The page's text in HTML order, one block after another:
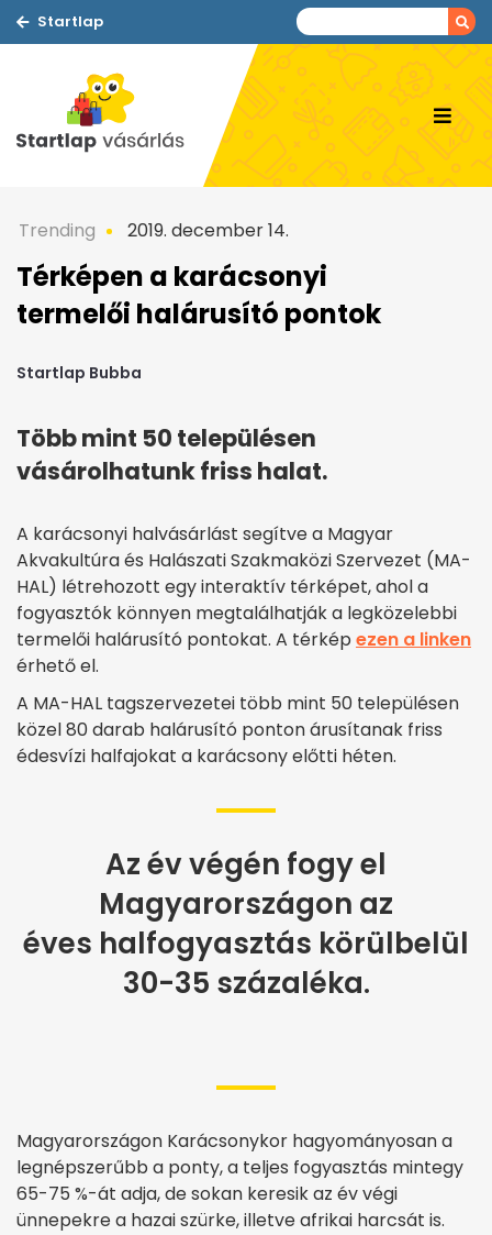
Startlap
Trending 2019. december 14.
Térképen a karácsonyi
termelői halárusító pontok
Startlap Bubba
Több mint 50 településen
vásárolhatunk friss halat.
A karácsonyi halvásárlást segítve a Magyar
Akvakultúra és Halászati Szakmaközi Szervezet (MA-
HAL) létrehozott egy interaktív térképet, ahol a
fogyasztók könnyen megtalálhatják a legközelebbi
termelői halárusító pontokat. A térkép ezen a linken
érhető el.
A MA-HAL tagszervezetei több mint 50 településen
közel 80 darab halárusító ponton árusítanak friss
édesvízi halfajokat a karácsony előtti héten.
Az év végén fogy el
Magyarországon az
éves halfogyasztás körülbelül
30-35 százaléka.
Magyarországon Karácsonykor hagyományosan a
legnépszerűbb a ponty, a teljes fogyasztás mintegy
65-75 %-át adja, de sokan keresik az év végi
ünnepekre a hazai szürke, illetve afrikai harcsát is.